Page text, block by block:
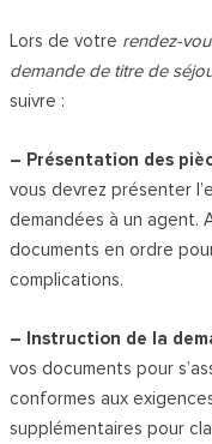
Lors de votre rendez-
demande de titre de
suivre :
– Présentation des
vous devrez présenter
demandées à un agent.
documents en ordre
complications.
– Instruction de la
vos documents pour
conformes aux
supplémentaires pour